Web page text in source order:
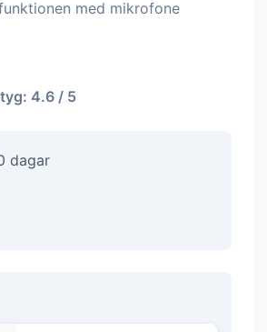
med mikrofone
4.6 / 5
dagar